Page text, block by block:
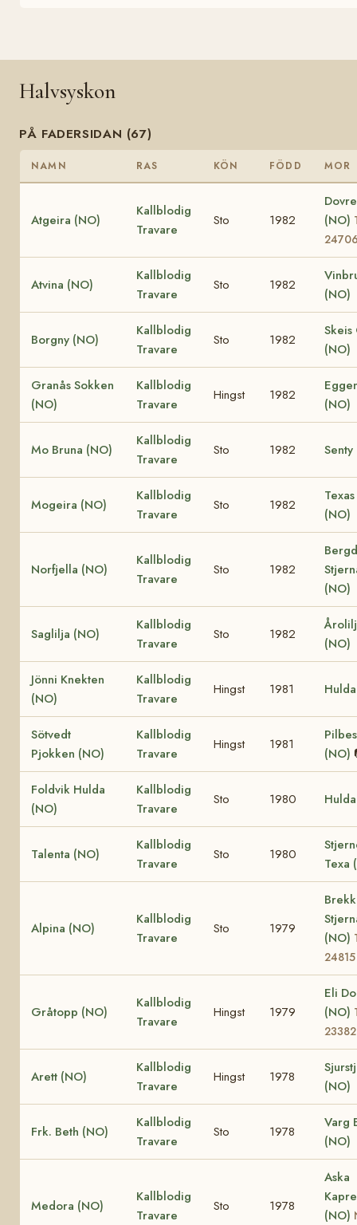
Halvsyskon
PÅ FADERSIDAN (67)
NAMN RAS KÖN FÖDD MOR
Atgeira (NO)
Kallblodig
Travare
Sto 1982
(NO)
Atvina (NO)
Kallblodig
Travare
Sto 1982
(NO)
Borgny (NO)
Kallblodig
Travare
Sto 1982
(NO)
Granås Sokken
(NO)
Kallblodig
Travare
Hingst 1982
(NO)
Mo Bruna (NO)
Kallblodig
Travare
Sto 1982
Mogeira (NO)
Kallblodig
Travare
Sto 1982
(NO)
Norfjella (NO)
Kallblodig
Travare
Sto 1982
(NO)
Saglilja (NO)
Kallblodig
Travare
Sto 1982
(NO)
Jönni Knekten
(NO)
Kallblodig
Travare
Hingst 1981
Sötvedt
Pjokken (NO)
Kallblodig
Travare
Hingst 1981
(NO)
Foldvik Hulda
(NO)
Kallblodig
Travare
Sto 1980
Talenta (NO)
Kallblodig
Travare
Sto 1980
Texa
Alpina (NO)
Kallblodig
Travare
Sto 1979
(NO)
24815
Gråtopp (NO)
Kallblodig
Travare
Hingst 1979
Eli
(NO)
23382
Arett (NO)
Kallblodig
Travare
Hingst 1978
(NO)
Frk. Beth (NO)
Kallblodig
Travare
Sto 1978
Varg
(NO)
Medora (NO)
Kallblodig
Travare
Sto 1978
Aska
(NO)